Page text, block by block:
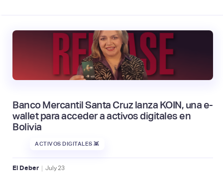
Banco Mercantil Santa Cruz lanza KOIN, una e-
wallet para acceder a activos digitales en
Bolivia
ACTIVOS DIGITALES 👾
El Deber | July 23